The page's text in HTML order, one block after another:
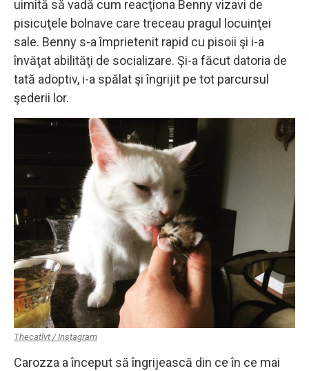
uimită să vadă cum reacţiona Benny vizavi de
pisicuţele bolnave care treceau pragul locuinţei
sale. Benny s-a împrietenit rapid cu pisoii şi i-a
învăţat abilităţi de socializare. Şi-a făcut datoria de
tată adoptiv, i-a spălat şi îngrijit pe tot parcursul
şederii lor.
Thecatlvt / Instagram
Carozza a început să îngrijească din ce în ce mai